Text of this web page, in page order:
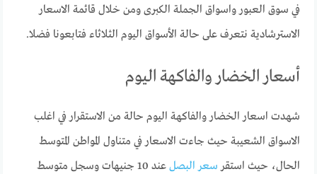
في سوق العبور واسواق الجملة الكبرى ومن خلال قائمة الاسعار
الاسترشادية نتعرف على حالة الأسواق اليوم الثلاثاء فتابعونا فضلا.
أسعار الخضار والفاكهة اليوم
شهدت اسعار الخضار والفاكهة اليوم حالة من الاستقرار في اغلب
الاسواق الشعيبة حيث جاءت الاسعار في متناول المواطن المتوسط
الحال، حيث استقر سعر البصل
عند 10 جنيهات وسجل متوسط